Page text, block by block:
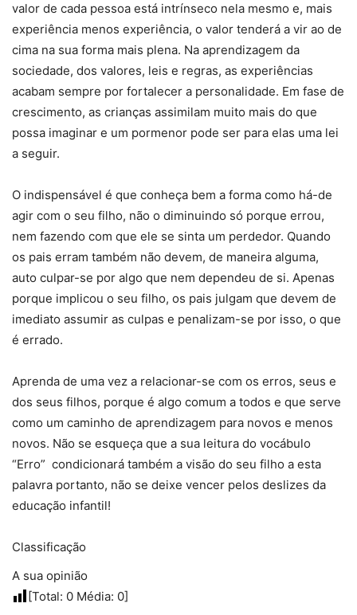
valor de cada pessoa está intrínseco nela mesmo e, mais
experiência menos experiência, o valor tenderá a vir ao de
cima na sua forma mais plena. Na aprendizagem da
sociedade, dos valores, leis e regras, as experiências
acabam sempre por fortalecer a personalidade. Em fase de
crescimento, as crianças assimilam muito mais do que
possa imaginar e um pormenor pode ser para elas uma lei
a seguir.
O indispensável é que conheça bem a forma como há-de
agir com o seu filho, não o diminuindo só porque errou,
nem fazendo com que ele se sinta um perdedor. Quando
os pais erram também não devem, de maneira alguma,
auto culpar-se por algo que nem dependeu de si. Apenas
porque implicou o seu filho, os pais julgam que devem de
imediato assumir as culpas e penalizam-se por isso, o que
é errado.
Aprenda de uma vez a relacionar-se com os erros, seus e
dos seus filhos, porque é algo comum a todos e que serve
como um caminho de aprendizagem para novos e menos
novos. Não se esqueça que a sua leitura do vocábulo
“Erro” condicionará também a visão do seu filho a esta
palavra portanto, não se deixe vencer pelos deslizes da
educação infantil!
Classificação
A sua opinião
[Total: 0 Média: 0]